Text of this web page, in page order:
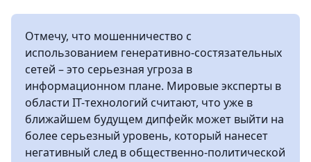
Отмечу, что мошенничество с
использованием генеративно-состязательных
сетей – это серьезная угроза в
информационном плане. Мировые эксперты в
области IT-технологий считают, что уже в
ближайшем будущем дипфейк может выйти на
более серьезный уровень, который нанесет
негативный след в общественно-политической